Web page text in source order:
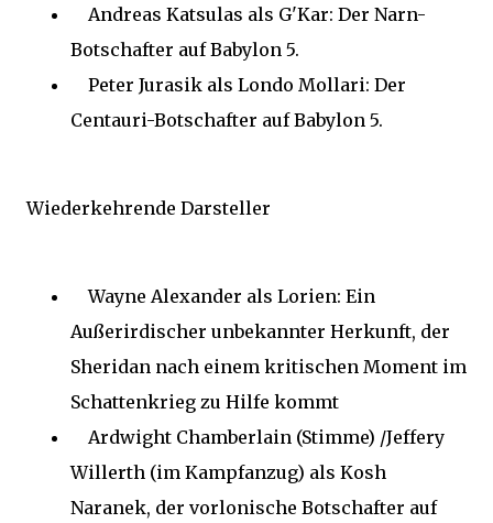
Andreas Katsulas als G'Kar: Der Narn-
Botschafter auf Babylon 5.
Peter Jurasik als Londo Mollari: Der
Centauri-Botschafter auf Babylon 5.
Wiederkehrende Darsteller
Wayne Alexander als Lorien: Ein
Außerirdischer unbekannter Herkunft, der
Sheridan nach einem kritischen Moment im
Schattenkrieg zu Hilfe kommt
Ardwight Chamberlain (Stimme) /Jeffery
Willerth (im Kampfanzug) als Kosh
Naranek, der vorlonische Botschafter auf